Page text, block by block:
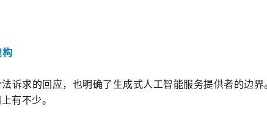
诉求的回应，也明确了生成式人工智能服务提供者的边界
有不少。